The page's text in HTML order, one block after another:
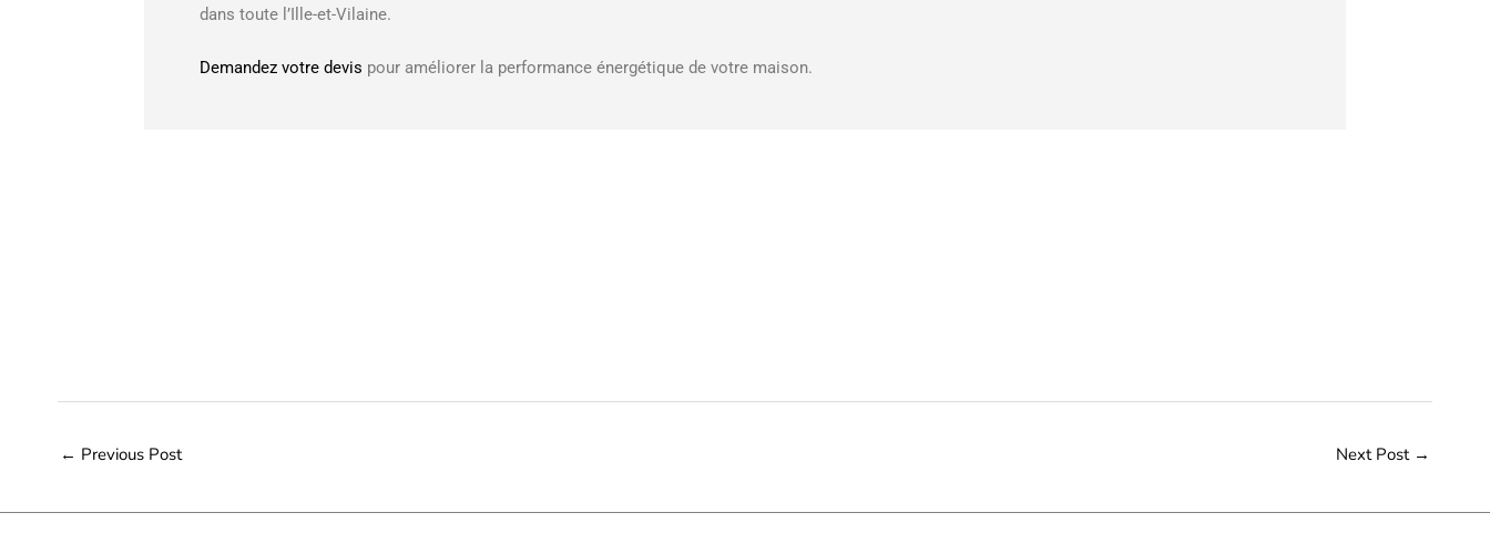
dans toute l’Ille-et-Vilaine.
Demandez votre devis pour améliorer la performance énergétique de votre maison.
← Previous Post Next Post →